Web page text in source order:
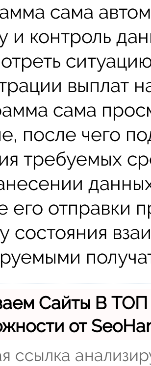
сама
и контроль
выплат
сама
после чего
требуемых
его отправки
состояния
Сайты В
от
ссылка